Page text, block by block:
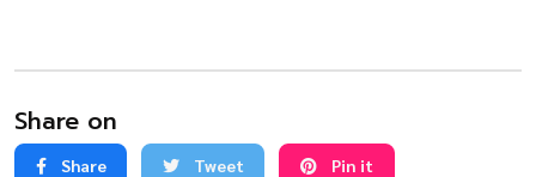
Share on
Share Tweet Pin it